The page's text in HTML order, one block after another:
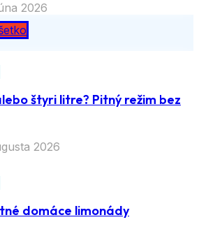
2026
štyri litre? Pitný režim bez
2026
domáce limonády